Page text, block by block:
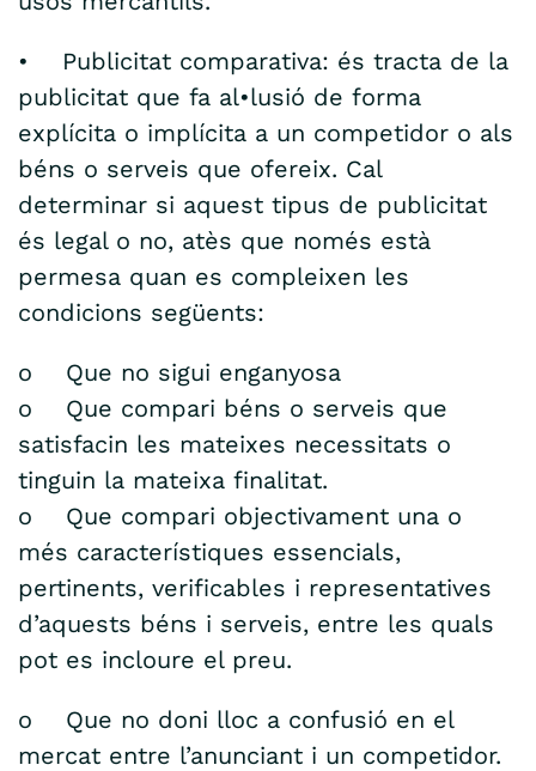
• Publicitat comparativa: és tracta de la
publicitat que fa al•lusió de forma
explícita o implícita a un competidor o als
béns o serveis que ofereix. Cal
determinar si aquest tipus de publicitat
és legal o no, atès que només està
permesa quan es compleixen les
condicions següents:
o Que no sigui enganyosa
o Que compari béns o serveis que
satisfacin les mateixes necessitats o
tinguin la mateixa finalitat.
o Que compari objectivament una o
més característiques essencials,
pertinents, verificables i representatives
d’aquests béns i serveis, entre les quals
pot es incloure el preu.
o Que no doni lloc a confusió en el
mercat entre l’anunciant i un competidor.